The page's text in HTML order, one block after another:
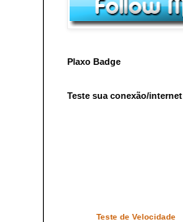
Plaxo Badge
Teste sua conexão/internet
Teste de Velocidade